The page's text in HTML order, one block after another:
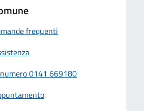
frequenti
0141 669180